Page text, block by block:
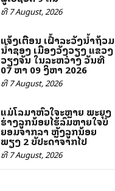
ທີ 7 August, 2026
ແຈ້ງເຕືອນ ເຝົ້າລະວັງນ້ຳຖ້ວມ
ນ້ຳຊອງ ເມືອງວັງວຽງ ແຂວງ
ວຽງຈັນ ໃນລະຫວ່າງ ວັນທີ
07 ຫາ 09 ສິງຫາ 2026
ທີ 7 August, 2026
ແມ່ໂລມາຫົວໃຈສະຫຼາຍ ພະຍຸງ
ຮ່າງລູກນ້ອຍໄຮ້ລົມຫາຍໃຈບໍ່
ຍອມຈາກລາ ຫຼັງລູກນ້ອຍ
ພຽງ 2 ສັບປະດາຈາກໄປ
ທີ 7 August, 2026